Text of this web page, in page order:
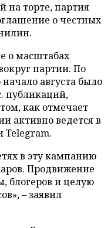
на торте, партия
о честных
о масштабах
партии. По
августа было
публикаций,
как отмечает
активно ведется в
Telegram.
в эту кампанию
Продвижение
блогеров и целую
– заявил